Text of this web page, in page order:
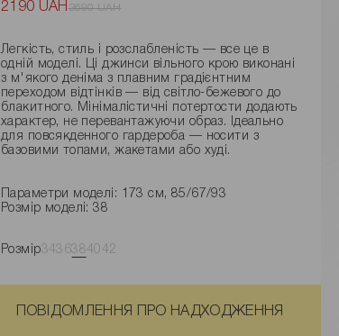
2190 UAH 2690 UAH
Легкість, стиль і розслабленість — все це в
одній моделі. Ці джинси вільного крою виконані
з м'якого деніма з плавним градієнтним
переходом відтінків — від світло-бежевого до
блакитного. Мінімалістичні потертости додають
характер, не перевантажуючи образ. Ідеально
для повсякденного гардероба — носити з
базовими топами, жакетами або худі.
Параметри моделі: 173 см, 85/67/93
Розмір моделі: 38
Розмір34363840 42
ПОВІДОМЛЕННЯ ПРО НАДХОДЖЕННЯ